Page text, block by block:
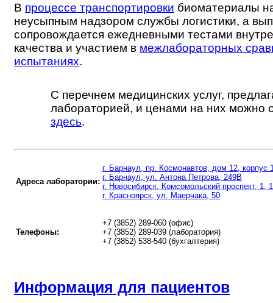
В процессе транспортировки биоматериалы
неусыпным надзором службы логистики, а
сопровождается ежедневными тестами
качества и участием в межлабораторных
испытаниях.
С перечнем медицинских услуг,
лабораторией, и ценами на них можно
здесь.
Адреса лаборатории:
г. Барнаул, пр. Космонавтов, дом 12, корпус
г. Барнаул, ул. Антона Петрова, 249В
г. Новосибирск, Комсомольский проспект, 1,
г. Красноярск, ул. Маерчака, 50
Телефоны:
+7 (3852) 289-060 (офис)
+7 (3852) 289-039 (лаборатория)
+7 (3852) 538-540 (бухгалтерия)
Информация для пациентов